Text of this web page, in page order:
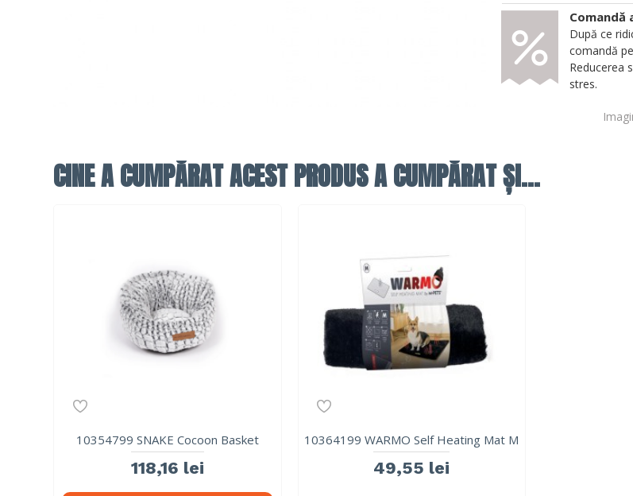
Comandă
După ce
comandă
Reducerea
stres.
CINE A CUMPĂRAT ACEST PRODUS A CUMPĂRAT ȘI...
10354799 SNAKE Cocoon Basket
118,16 lei
10364199 WARMO Self Heating Mat M
49,55 lei